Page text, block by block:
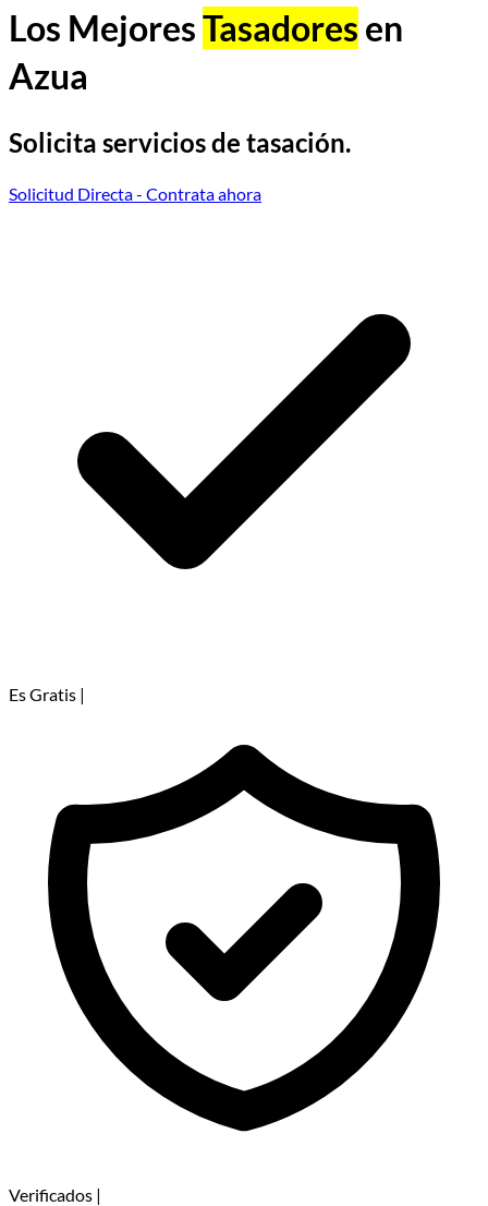
Los MejoresTasadores en
Azua
Solicita servicios de tasación.
Solicitud Directa- Contrata ahora
Es Gratis |
Verificados |